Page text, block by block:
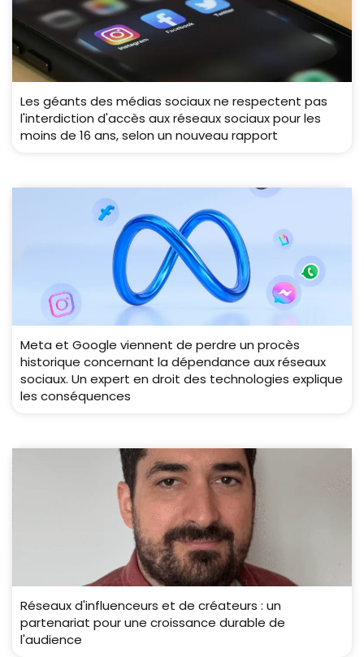
Les géants des médias sociaux ne respectent pas
l'interdiction d'accès aux réseaux sociaux pour les
moins de 16 ans, selon un nouveau rapport
Meta et Google viennent de perdre un procès
historique concernant la dépendance aux réseaux
sociaux. Un expert en droit des technologies explique
les conséquences
Réseaux d'influenceurs et de créateurs : un
partenariat pour une croissance durable de
l'audience